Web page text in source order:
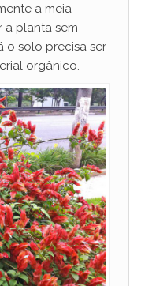
a meia
a planta sem
o solo precisa ser
orgânico.